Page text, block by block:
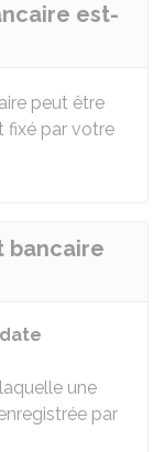
est-
peut être
fixé par votre
bancaire
une
par